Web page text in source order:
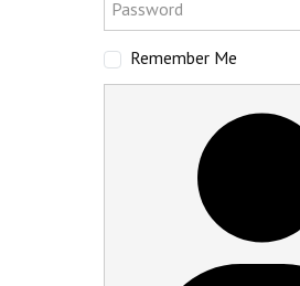
Remember Me